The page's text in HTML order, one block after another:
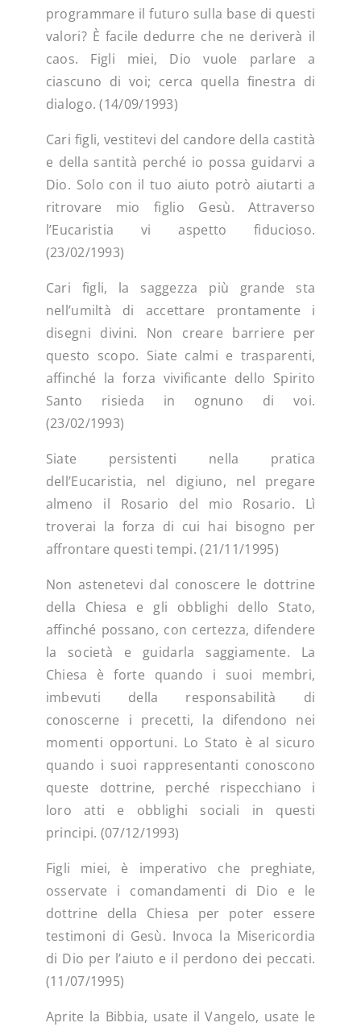
programmare il futuro sulla base di questi
valori? È facile dedurre che ne deriverà il
caos. Figli miei, Dio vuole parlare a
ciascuno di voi; cerca quella finestra di
dialogo. (14/09/1993)
Cari figli, vestitevi del candore della castità
e della santità perché io possa guidarvi a
Dio. Solo con il tuo aiuto potrò aiutarti a
ritrovare mio figlio Gesù. Attraverso
l’Eucaristia vi aspetto fiducioso.
(23/02/1993)
Cari figli, la saggezza più grande sta
nell’umiltà di accettare prontamente i
disegni divini. Non creare barriere per
questo scopo. Siate calmi e trasparenti,
affinché la forza vivificante dello Spirito
Santo risieda in ognuno di voi.
(23/02/1993)
Siate persistenti nella pratica
dell’Eucaristia, nel digiuno, nel pregare
almeno il Rosario del mio Rosario. Lì
troverai la forza di cui hai bisogno per
affrontare questi tempi. (21/11/1995)
Non astenetevi dal conoscere le dottrine
della Chiesa e gli obblighi dello Stato,
affinché possano, con certezza, difendere
la società e guidarla saggiamente. La
Chiesa è forte quando i suoi membri,
imbevuti della responsabilità di
conoscerne i precetti, la difendono nei
momenti opportuni. Lo Stato è al sicuro
quando i suoi rappresentanti conoscono
queste dottrine, perché rispecchiano i
loro atti e obblighi sociali in questi
principi. (07/12/1993)
Figli miei, è imperativo che preghiate,
osservate i comandamenti di Dio e le
dottrine della Chiesa per poter essere
testimoni di Gesù. Invoca la Misericordia
di Dio per l’aiuto e il perdono dei peccati.
(11/07/1995)
Aprite la Bibbia, usate il Vangelo, usate le